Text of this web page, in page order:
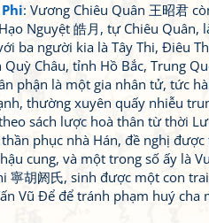
: Vương Chiêu Quân 王昭君
Nguyệt 皓月, tự Chiêu
ba người kia là Tây Thi, Điêu
Quỳ Châu, tỉnh Hồ Bắc, Trung
phận là một gia nhân tử, tức
thường xuyên quấy nhiễu
sách lược hoà thân từ thời
phục nhà Hán, đề nghị
cung, và một trong số ấy là
寧胡阏氏, sinh được một con
Vũ Để để tránh phạm huý